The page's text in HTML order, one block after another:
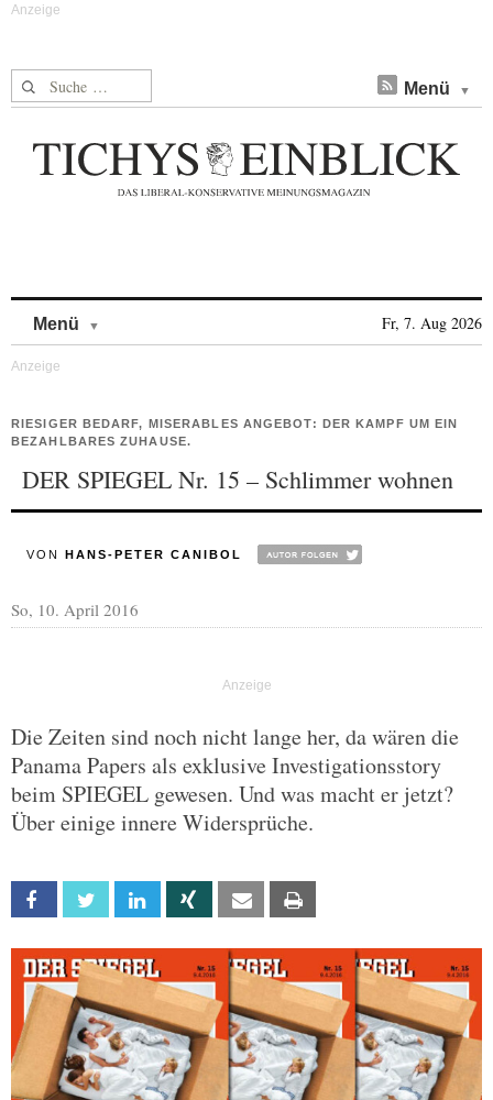
Suche nach: Menü
Menü Fr, 7. Aug 2026
RIESIGER BEDARF, MISERABLES ANGEBOT: DER KAMPF UM EIN
BEZAHLBARES ZUHAUSE.
DER SPIEGEL Nr. 15 – Schlimmer wohnen
VON HANS-PETER CANIBOL
So, 10. April 2016
Die Zeiten sind noch nicht lange her, da wären die
Panama Papers als exklusive Investigationsstory
beim SPIEGEL gewesen. Und was macht er jetzt?
Über einige innere Widersprüche.
Facebook Twitter Linkedin Xing Email